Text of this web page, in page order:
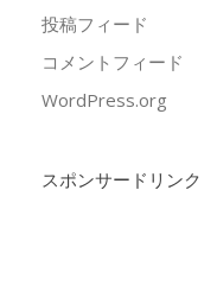
投稿フィード
コメントフィード
WordPress.org
スポンサードリンク